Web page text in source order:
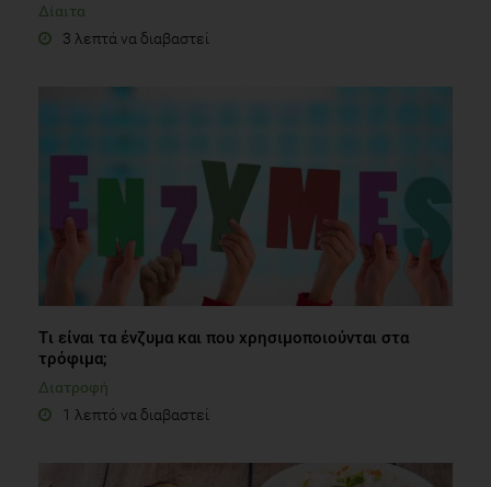
Δίαιτα
3 λεπτά να διαβαστεί
Tι είναι τα ένζυμα και που χρησιμοποιούνται στα
τρόφιμα;
Διατροφή
1 λεπτό να διαβαστεί